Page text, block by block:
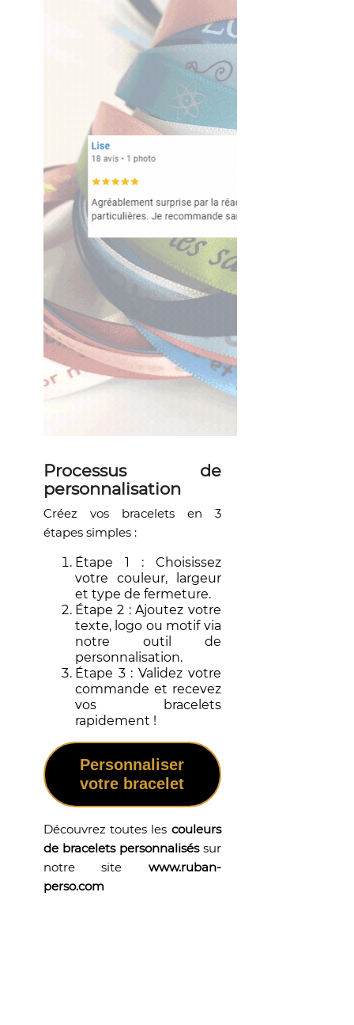
Processus de
personnalisation
Créez vos bracelets en 3
étapes simples :
Étape 1 : Choisissez
votre couleur, largeur
et type de fermeture.
Étape 2 : Ajoutez votre
texte, logo ou motif via
notre outil de
personnalisation.
Étape 3 : Validez votre
commande et recevez
vos bracelets
rapidement !
Personnaliser
votre bracelet
Découvrez toutes les couleurs
de bracelets personnaliséssur
notre site www.ruban-
perso.com